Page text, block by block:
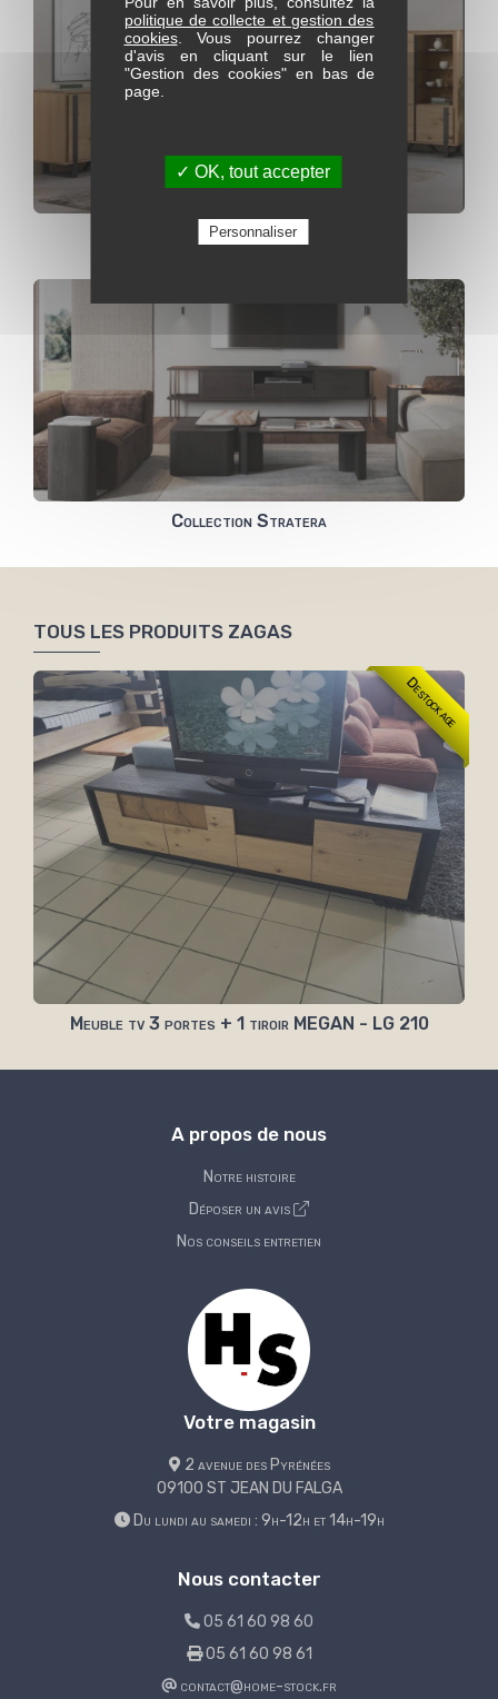
Collection Sauvage
Collection Stratera
TOUS LES PRODUITS ZAGAS
Destockage
Meuble tv 3 portes + 1 tiroir MEGAN - LG 210
A propos de nous
Notre histoire
Déposer un avis
Nos conseils entretien
Votre magasin
2 avenue des Pyrénées
09100 ST JEAN DU FALGA
Du lundi au samedi : 9h-12h et 14h-19h
Nous contacter
05 61 60 98 60
05 61 60 98 61
contact@home-stock.fr
politique de collecte et gestion des
cookies. Vous pourrez changer
d'avis en cliquant sur le lien
"Gestion des cookies" en bas de
page.
✓ OK, tout accepter
Personnaliser